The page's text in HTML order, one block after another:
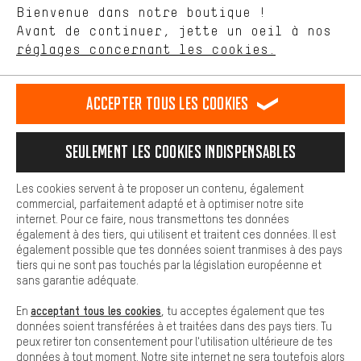
Langue"
français english
EN Deutsch español
RÉSILIER LE CONTRAT Communauté d'Aix-la-Chapelle
Programme d'affiliation Mentions Légales Protection des données
Conditions générales de vente Plateforme d'Alerte
Reprise des batteries Corepile Paramètres de cookies
Modifier le contraste
Tous les prix s'entendent en euros (MwSt hors) plus les
frais de portpour la livraison versÉtats-Unis.
Bienvenue dans notre boutique !
Avant de continuer, jette un oeil à nos
réglages concernant les cookies.
nous proposons grâce à ton comportement d'achat.
Plus de confort
est plus confortable. Avec les cookies de confort, nous
Nous pouvons ainsi mettre à ta disposition d'autres contenus et
informations utiles. De plus, tu as la possibilité d'utiliser des
facilement les bons produits. Par exemple, nous proposons une
facilement aux questions.
Cookies de base
Les cookies de base garantissent que tu puisses utiliser les
fonctions de notre site web.
Accepter tous les cookies
Seulement les cookies indispensables
Les cookies servent à te proposer un contenu, également
commercial, parfaitement adapté et à optimiser notre site
internet. Pour ce faire, nous transmettons tes données
également à des tiers, qui utilisent et traitent ces données. Il est
également possible que tes données soient tranmises à des pays
tiers qui ne sont pas touchés par la législation européenne et
sans garantie adéquate.
En acceptant tous les cookies , tu acceptes également que tes
données soient transférées à et traitées dans des pays tiers. Tu
peux retirer ton consentement pour l'utilisation ultérieure de tes
données à tout moment. Notre site internet ne sera toutefois alors